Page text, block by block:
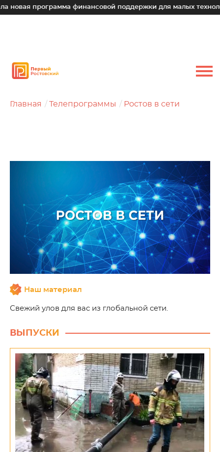
поддержки для малых технологических компаний
Главная Телепрограммы Ростов в сети
Наш материал
Свежий улов для вас из глобальной сети.
ВЫПУСКИ